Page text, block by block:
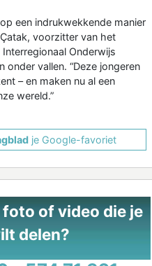
een indrukwekkende manier
voorzitter van het
Onderwijs
onder vallen. “Deze jongeren
– en maken nu al een
wereld.”
je Google-favoriet
foto of video die je
delen?